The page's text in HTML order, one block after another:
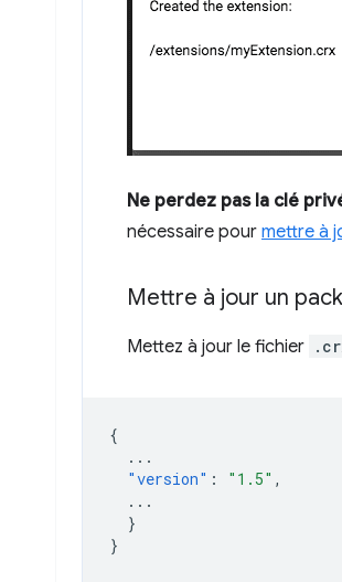
Ne perdez pas la clé
nécessaire pour mettre à
Mettre à jour un
Mettez à jour le fichier
{
...
"version" : "1.5" ,
...
}
}